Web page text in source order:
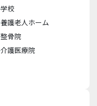
学校
養護老人ホーム
整骨院
介護医療院